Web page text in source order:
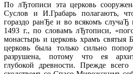
По лЂтописи эта церковь
Суслов и И.Грабарь полагаютъ,
гораздо ранЂе и во всякомъ
1493 г., по словамъ лЂтописи,
монастырь и церковь храмъ святыя
церковь была только сильно
разрушена, потому что ея
глубокой древности. Прежде